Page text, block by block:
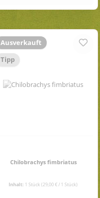
Ausverkauft
Tipp
Chilobrachys fimbriatus
Inhalt: 1 Stück (29,00 € / 1 Stück)